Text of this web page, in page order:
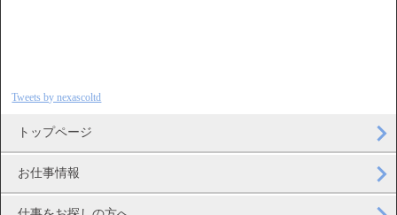
Tweets by nexascoltd
トップページ
お仕事情報